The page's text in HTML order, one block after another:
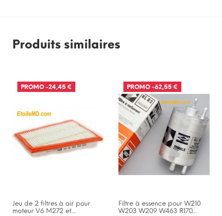
Produits similaires
PROMO -24,45 €
Jeu de 2 filtres à air pour
moteur V6 M272 et...
PROMO -62,55 €
Filtre à essence pour W210
W203 W209 W463 R170...